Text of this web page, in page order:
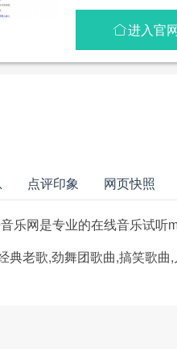
进入官
点评印象 网页快照
乐网是专业的在线音乐试听
典老歌,劲舞团歌曲,搞笑歌